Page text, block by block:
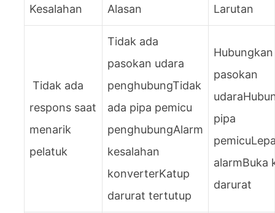
Kesalahan Alasan Larutan
Tidak ada
respons saat
menarik
pelatuk
Tidak ada
pasokan udara
penghubungTidak
ada pipa pemicu
penghubungAlarm
kesalahan
konverterKatup
darurat tertutup
Hubungkan
pasokan
pipa
alarmBuka
darurat